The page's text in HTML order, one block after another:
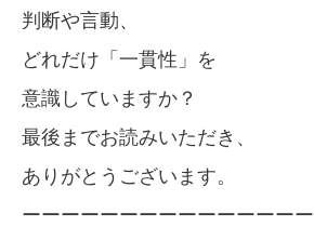
判断や言動、
どれだけ「一貫性」を
意識していますか？
最後までお読みいただき、
ありがとうございます。
ーーーーーーーーーーーーーーー